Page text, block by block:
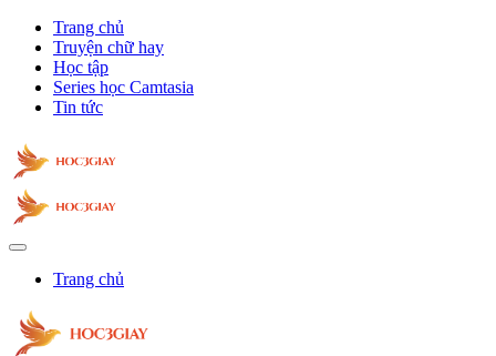
Trang chủ
Truyện chữ hay
Học tập
Series học Camtasia
Tin tức
Trang chủ